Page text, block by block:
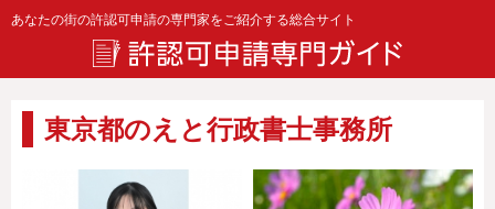
あなたの街の許認可申請の専門家をご紹介する総合サイト
東京都のえと行政書士事務所